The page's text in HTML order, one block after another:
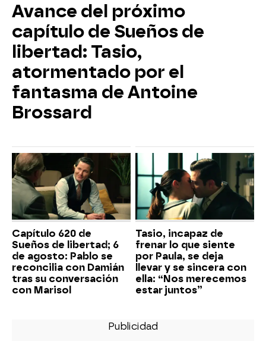
Avance del próximo
capítulo de Sueños de
libertad: Tasio,
atormentado por el
fantasma de Antoine
Brossard
Capítulo 620 de
Sueños de libertad; 6
de agosto: Pablo se
reconcilia con Damián
tras su conversación
con Marisol
Tasio, incapaz de
frenar lo que siente
por Paula, se deja
llevar y se sincera con
ella: “Nos merecemos
estar juntos”